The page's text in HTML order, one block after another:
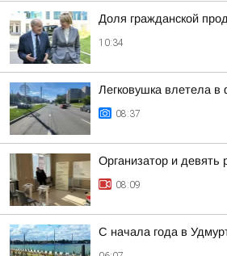
Доля гражданской
10:34
Легковушка влетела
08:37
Организатор и девять
08:09
С начала года в